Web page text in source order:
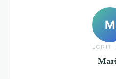
M
ECRIT